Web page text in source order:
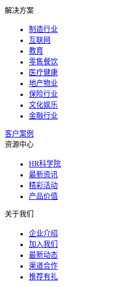
解决方案
制造行业
互联网
教育
零售餐饮
医疗健康
地产物业
保险行业
文化娱乐
金融行业
客户案例
资源中心
HR科学院
最新资讯
精彩活动
产品价值
关于我们
企业介绍
加入我们
最新动态
渠道合作
推荐有礼